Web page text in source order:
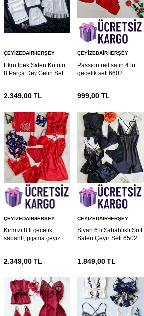
ÇEYIZEDAIRHERŞEY
Ekru Ipek Saten Kutulu
8 Parça Dev Gelin Seti
2.349,00 TL
ÇEYIZEDAIRHERŞEY
Passion red satin 4 lü
gecelik seti 6602
999,00 TL
ÇEYIZEDAIRHERŞEY
Kırmızı 8 li gecelik,
sabahlı, pijama çeyiz
2.349,00 TL
ÇEYIZEDAIRHERŞEY
Siyah 6 lı Sabahlıklı Soft
Saten Çeyiz Seti 6502
1.849,00 TL